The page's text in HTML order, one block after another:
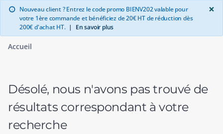
info Nouveau client ? Entrez le code promo BIENV202 valable pour
votre 1ère commande et bénéficiez de 20€ HT de réduction dès
200€ d'achat HT. | En savoir plus
×
Accueil
Désolé, nous n'avons pas trouvé de
résultats correspondant à votre
recherche